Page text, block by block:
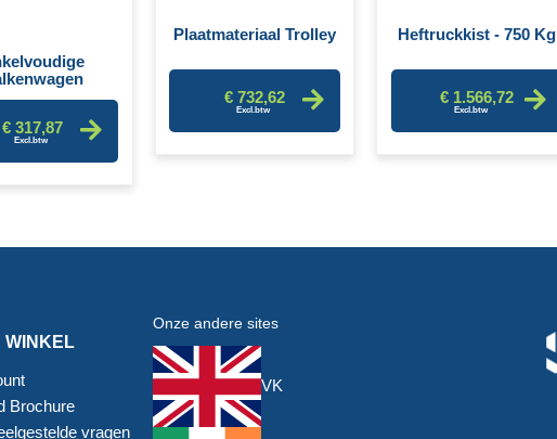
€ 317,87
Plaatmateriaal Trolley
€ 732,62
Heftruckkist - 750 Kg
€ 1.566,72
WINKEL
Brochure
vragen
Onze andere sites
VK